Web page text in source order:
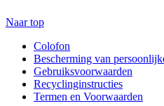
Naar top
Colofon
Bescherming van
Gebruiksvoorwaarden
Recyclinginstructies
Termen en Voorwaarden